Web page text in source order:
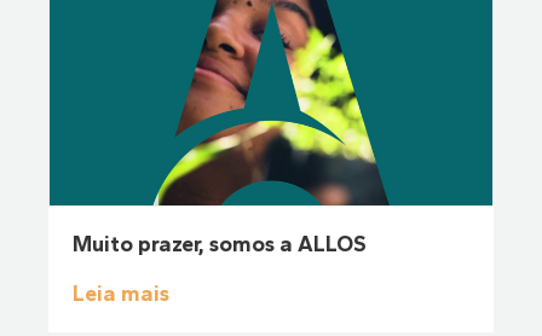
Muito prazer, somos a ALLOS
Leia mais